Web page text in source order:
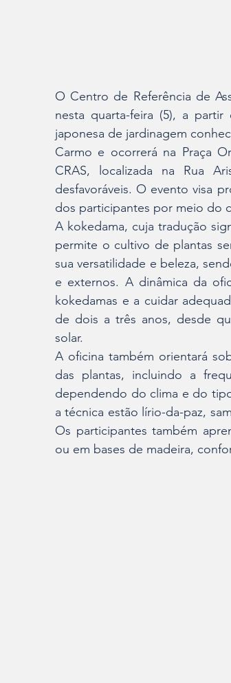
O Centro de Referência de
nesta quarta-feira (5), a
japonesa de jardinagem
Carmo e ocorrerá na Praça
CRAS, localizada na Rua
desfavoráveis. O evento visa
dos participantes por meio do
A kokedama, cuja tradução
permite o cultivo de plantas
sua versatilidade e beleza,
e externos. A dinâmica da
kokedamas e a cuidar
de dois a três anos, desde
solar.
A oficina também orientará
das plantas, incluindo a
dependendo do clima e do
a técnica estão lírio-da-paz,
Os participantes também
ou em bases de madeira,